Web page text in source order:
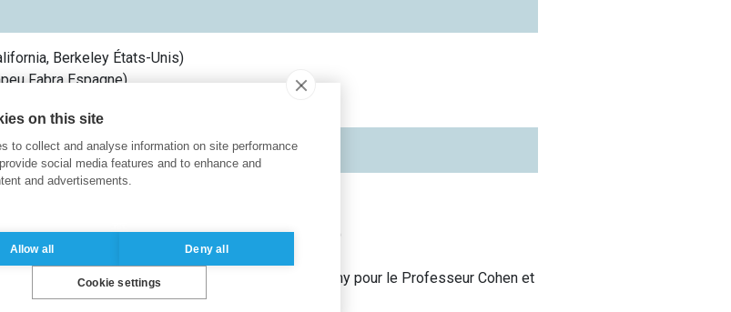
Berkeley États-Unis)
Fabra Espagne)
Fabra
de la Pédagogie (ESSEC Business School
)
(Université Cergy-Pontoise France
Berkeley Roundtable on the International Economy pour le Professeur Cohen et
États-Unis)
on this site
to collect and analyse information on site performance
social media features and to enhance and
and advertisements.
Allow all Deny all
Cookie settings